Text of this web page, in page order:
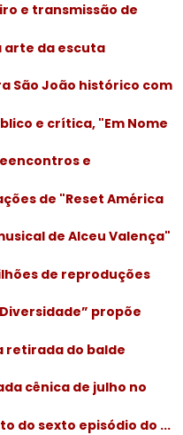
e transmissão de
arte da escuta
São João histórico com
e crítica, "Em Nome
e
de "Reset América
de Alceu Valença"
de reproduções
propõe
retirada do balde
cênica de julho no
do sexto episódio do ...